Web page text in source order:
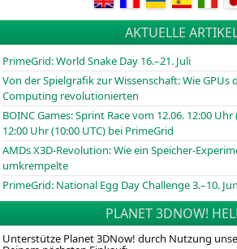
AKTUELLE
PrimeGrid: World Snake Day 16.–21. Juli
Von der Spielgrafik zur Wissenschaft: Wie GPUs
Computing revolutionierten
BOINCGames: Sprint Race vom 12.06. 12:00 Uhr
12:00 Uhr (10:00 UTC) bei PrimeGrid
AMDs X3D-Revolution: Wie ein Speicher-
umkrempelte
PrimeGrid: National Egg Day Challenge 3.–10.
PLANET 3DNOW!
Unterstütze Planet 3DNow! durch Nutzung